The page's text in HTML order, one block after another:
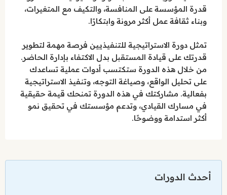
قدرة المؤسسة على المنافسة، والتكيف مع المتغيرات،
وبناء ثقافة عمل أكثر مرونة وابتكارًا.
تمثل دورة الاستراتيجية للتنفيذيين فرصة مهمة لتطوير
قدرتك على قيادة المستقبل بدل الاكتفاء بإدارة الحاضر.
من خلال هذه الدورة ستكتسب أدوات عملية تساعدك
على تحليل الواقع، وصياغة التوجه، وتنفيذ الاستراتيجية
بفعالية. مشاركتك في هذه الدورة تمنحك قيمة حقيقية
في مسارك القيادي، وتدعم مؤسستك في تحقيق نمو
أكثر استدامة ووضوحًا.
أحدث الدورات